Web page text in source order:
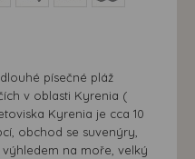
písečné pláž
v oblasti Kyrenia (
Kyrenia je cca 10
obchod se suvenýry,
na moře, velký